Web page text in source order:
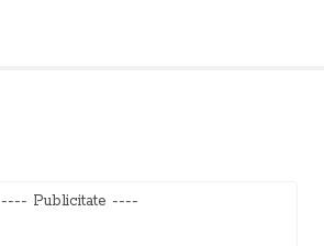
---- Publicitate ----